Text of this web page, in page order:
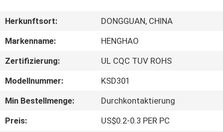
ÜBER
UNS
FABRIK
TOUR
QUALITÄTSKONTROLLE
Herkunftsort:
DONGGUAN, CHINA
Markenname:
HENGHAO
Zertifizierung:
UL CQC TUV ROHS
Modellnummer:
KSD301
Min Bestellmenge:
Durchkontaktierung
Preis:
US$0.2-0.3 PER PC